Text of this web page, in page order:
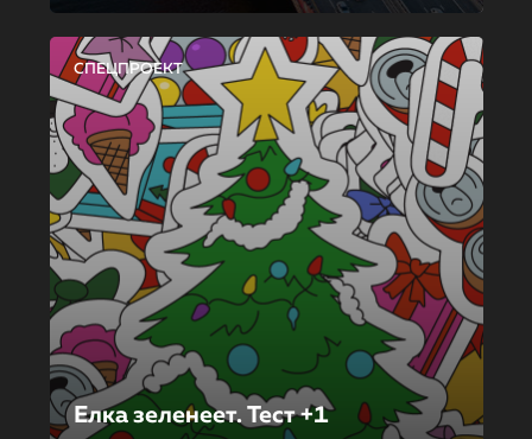
СПЕЦПРОЕКТ
Елка зеленеет. Тест +1